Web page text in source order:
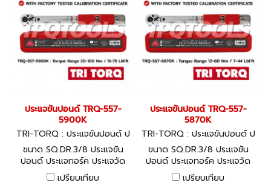
ประแจขันปอนด์ TRQ-557-
5900K
TRI-TORQ : ประแจขันปอนด์ ป
ระแจทอร์ค ประแจวัดแรงบิด TR
Q-557-5900K
ขนาด SQ.DR.3/8 ประแจขัน
ปอนด์ ประแจทอร์ค ประแจวัด
แรงบิด Ajustable Torque
Wrench
เปรียบเทียบ
ประแจขันปอนด์ TRQ-557-
5870K
TRI-TORQ : ประแจขันปอนด์ ป
ระแจทอร์ค ประแจวัดแรงบิด TR
Q-557-5870K
ขนาด SQ.DR.3/8 ประแจขัน
ปอนด์ ประแจทอร์ค ประแจวัด
แรงบิด Ajustable Torque
Wrench
เปรียบเทียบ